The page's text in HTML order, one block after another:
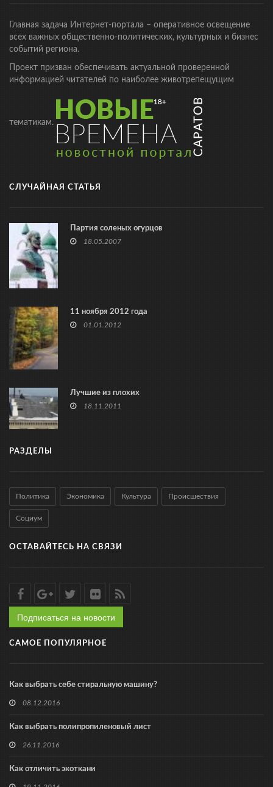
Главная задача Интернет-портала – оперативное освещение
всех важных общественно-политических, культурных и бизнес
событий региона.
Проект призван обеспечивать актуальной проверенной
информацией читателей по наиболее животрепещущим
тематикам.
СЛУЧАЙНАЯ СТАТЬЯ
Партия соленых огурцов
18.05.2007
11 ноября 2012 года
01.01.2012
Лучшие из плохих
18.11.2011
РАЗДЕЛЫ
Политика Экономика Культура Происшествия
Социум
ОСТАВАЙТЕСЬ НА СВЯЗИ
Подписаться на новости
САМОЕ ПОПУЛЯРНОЕ
Как выбрать себе стиральную машину?
08.12.2016
Как выбрать полипропиленовый лист
26.11.2016
Как отличить экоткани